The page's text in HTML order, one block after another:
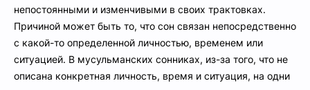
непостоянными и изменчивыми в своих трактовках.
Причиной может быть то, что сон связан непосредственно
с какой-то определенной личностью, временем или
ситуацией. В мусульманских сонниках, из-за того, что не
описана конкретная личность, время и ситуация, на одни